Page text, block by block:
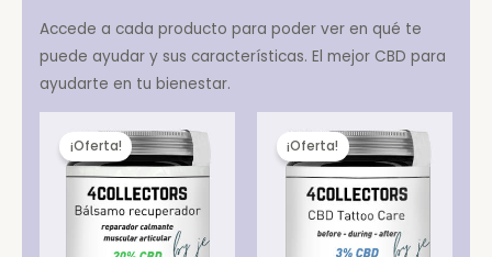
Accede a cada producto para poder ver en qué te
puede ayudar y sus características. El mejor CBD para
ayudarte en tu bienestar.
¡Oferta! ¡Oferta!